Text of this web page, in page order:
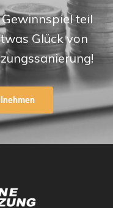
teil
Glück von